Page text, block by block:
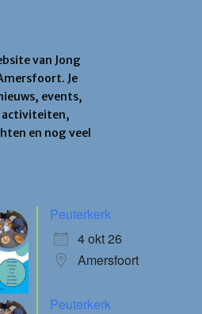
van Jong
Je
events,
en nog veel
Peuterkerk
4 okt 26
Amersfoort
Peuterkerk